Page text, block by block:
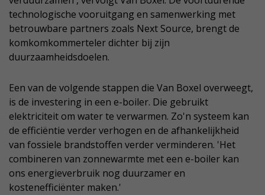
technologische vooruitgang en samenwerking met
betrouwbare partners zoals Next Source, brengt de
komkomkommerteler dichter bij zijn
duurzaamheidsdoelen.
Een van de volgende stappen die Van Boxel overweegt,
is de investering in een e-boiler. Die gebruikt
elektriciteit om water te verwarmen. Zo'n systeem kan
de efficiëntie verder verhogen en de afhankelijkheid
van fossiele brandstoffen verder verminderen. 'Het
combineren van zonnewarmte met een e-boiler kan
ons energieverbruik nog duurzamer en
kostenefficiënter maken.'